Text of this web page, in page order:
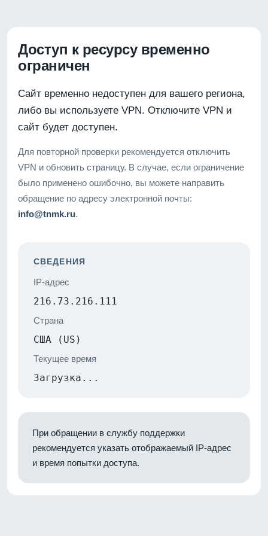
Доступ к ресурсу временно
ограничен
Сайт временно недоступен для вашего региона,
либо вы используете VPN. Отключите VPN и
сайт будет доступен.
Для повторной проверки рекомендуется отключить
VPN и обновить страницу. В случае, если ограничение
было применено ошибочно, вы можете направить
обращение по адресу электронной почты:
info@tnmk.ru.
СВЕДЕНИЯ
IP-адрес
216.73.216.111
Страна
США (US)
Текущее время
Загрузка...
При обращении в службу поддержки
рекомендуется указать отображаемый IP-адрес
и время попытки доступа.